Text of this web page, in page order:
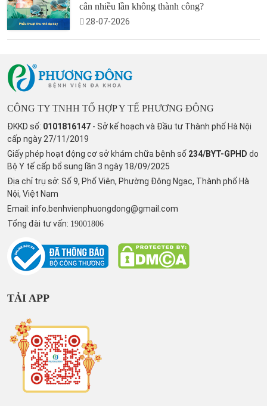
cân nhiều lần không thành công?
28-07-2026
CÔNG TY TNHH TỔ HỢP Y TẾ PHƯƠNG ĐÔNG
ĐKKD số: 0101816147 - Sở kế hoạch và Đầu tư Thành phố Hà Nội
cấp ngày 27/11/2019
Giấy phép hoạt động cơ sở khám chữa bệnh số 234/BYT-GPHD do
Bộ Y tế cấp bổ sung lần 3 ngày 18/09/2025
Địa chỉ trụ sở: Số 9, Phố Viên, Phường Đông Ngạc, Thành phố Hà
Nội, Việt Nam
Email: info.benhvienphuongdong@gmail.com
Tổng đài tư vấn: 19001806
TẢI APP